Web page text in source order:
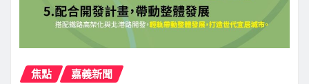
焦點 嘉義新聞